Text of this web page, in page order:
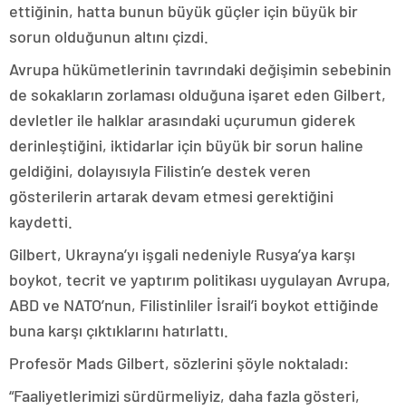
ettiğinin, hatta bunun büyük güçler için büyük bir
sorun olduğunun altını çizdi.
Avrupa hükümetlerinin tavrındaki değişimin sebebinin
de sokakların zorlaması olduğuna işaret eden Gilbert,
devletler ile halklar arasındaki uçurumun giderek
derinleştiğini, iktidarlar için büyük bir sorun haline
geldiğini, dolayısıyla Filistin’e destek veren
gösterilerin artarak devam etmesi gerektiğini
kaydetti.
Gilbert, Ukrayna’yı işgali nedeniyle Rusya’ya karşı
boykot, tecrit ve yaptırım politikası uygulayan Avrupa,
ABD ve NATO’nun, Filistinliler İsrail’i boykot ettiğinde
buna karşı çıktıklarını hatırlattı.
Profesör Mads Gilbert, sözlerini şöyle noktaladı:
“Faaliyetlerimizi sürdürmeliyiz, daha fazla gösteri,